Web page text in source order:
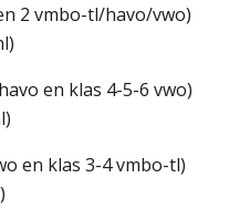
en tweetalig vwo
aan?
2 vmbo-tl/havo/vwo)
en klas 4-5-6 vwo)
en klas 3-4 vmbo-tl)